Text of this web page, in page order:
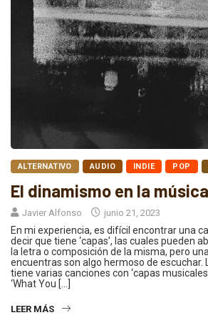
ALTERNATIVO AUDIO INDIE POP
El dinamismo en la música
Javier Alfonso junio 21, 2023
En mi experiencia, es difícil encontrar una
decir que tiene ‘capas’, las cuales pueden
la letra o composición de la misma, pero
encuentras son algo hermoso de escuchar.
tiene varias canciones con ‘capas
‘What You […]
LEER MÁS